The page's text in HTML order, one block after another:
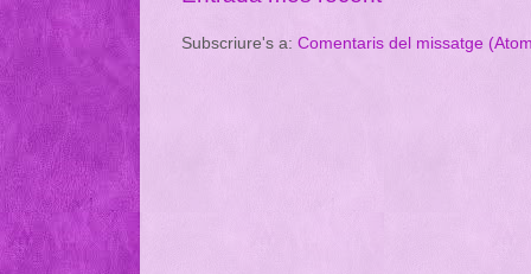
Subscriure's a: Comentaris del missatge